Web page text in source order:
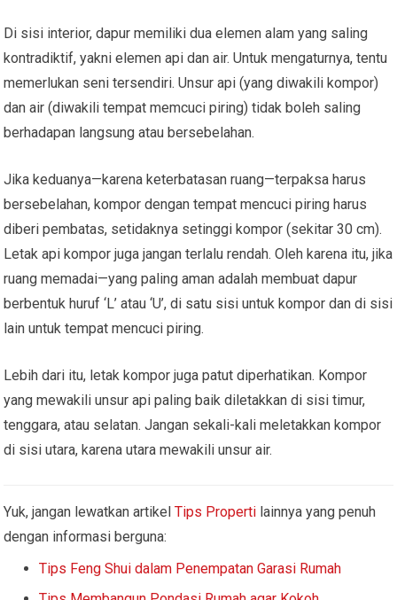
Di sisi interior, dapur memiliki dua elemen alam yang saling
kontradiktif, yakni elemen api dan air. Untuk mengaturnya, tentu
memerlukan seni tersendiri. Unsur api (yang diwakili kompor)
dan air (diwakili tempat memcuci piring) tidak boleh saling
berhadapan langsung atau bersebelahan.
Jika keduanya—karena keterbatasan ruang—terpaksa harus
bersebelahan, kompor dengan tempat mencuci piring harus
diberi pembatas, setidaknya setinggi kompor (sekitar 30 cm).
Letak api kompor juga jangan terlalu rendah. Oleh karena itu, jika
ruang memadai—yang paling aman adalah membuat dapur
berbentuk huruf ‘L’ atau ‘U’, di satu sisi untuk kompor dan di sisi
lain untuk tempat mencuci piring.
Lebih dari itu, letak kompor juga patut diperhatikan. Kompor
yang mewakili unsur api paling baik diletakkan di sisi timur,
tenggara, atau selatan. Jangan sekali-kali meletakkan kompor
di sisi utara, karena utara mewakili unsur air.
Yuk, jangan lewatkan artikelTips Properti lainnya yang penuh
dengan informasi berguna:
Tips Feng Shui dalam Penempatan Garasi Rumah